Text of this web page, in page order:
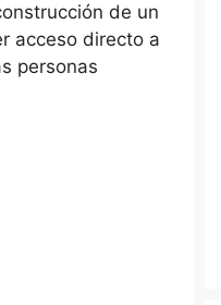
de un
acceso directo a
personas